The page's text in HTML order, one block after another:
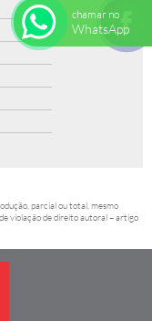
parcial ou total, mesmo
violação de direito autoral – artigo
chamar no
WhatsApp